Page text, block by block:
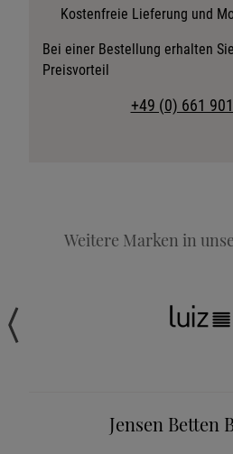
Stoffkollektion
Telefonische
Beratungstermin
Kostenfreie Lieferung und
Bei einer Bestellung erhalten
Preisvorteil
+49 (0) 661
Weitere Marken in
Jensen Betten